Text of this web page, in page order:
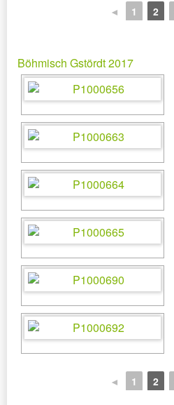
◄ 1 2
Böhmisch Gstördt 2017
◄ 1 2